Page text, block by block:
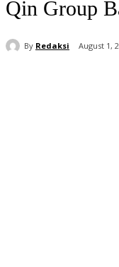
Qin Group
By Redaksi August 1,